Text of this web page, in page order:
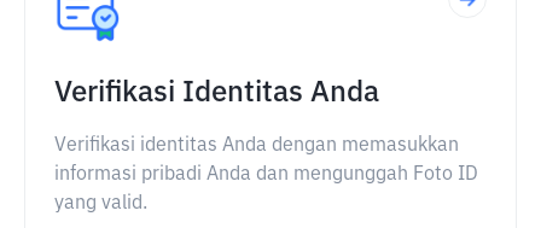
Verifikasi Identitas Anda
Verifikasi identitas Anda dengan memasukkan
informasi pribadi Anda dan mengunggah Foto ID
yang valid.